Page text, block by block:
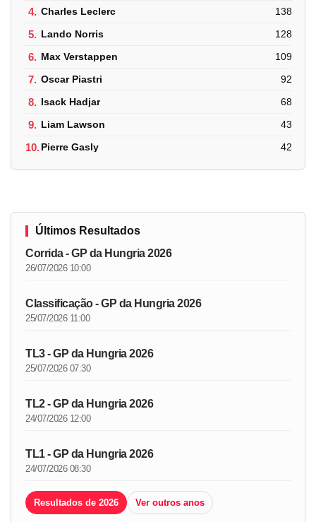
4. Charles Leclerc 138
5. Lando Norris 128
6. Max Verstappen 109
7. Oscar Piastri 92
8. Isack Hadjar 68
9. Liam Lawson 43
10.Pierre Gasly 42
Últimos Resultados
Corrida - GP da Hungria 2026
26/07/2026 10:00
Classificação - GP da Hungria 2026
25/07/2026 11:00
TL3 - GP da Hungria 2026
25/07/2026 07:30
TL2 - GP da Hungria 2026
24/07/2026 12:00
TL1 - GP da Hungria 2026
24/07/2026 08:30
Resultados de 2026 Ver outros anos